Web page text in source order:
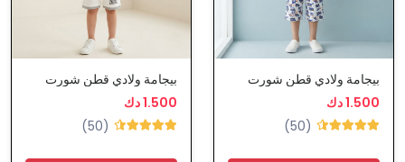
بيجامة ولادي قطن شورت
1.500 دك
(50)
بيجامة ولادي قطن شورت
1.500 دك
(50)